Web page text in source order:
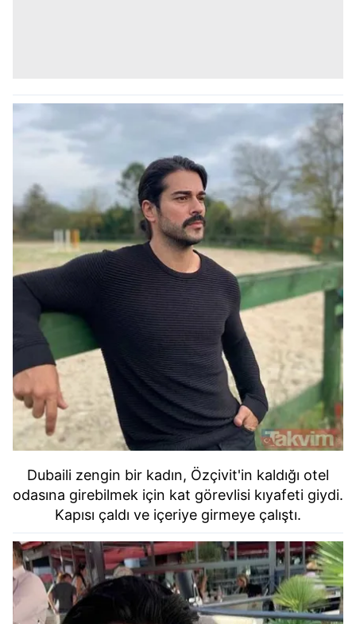
Dubaili zengin bir kadın, Özçivit'in kaldığı otel
odasına girebilmek için kat görevlisi kıyafeti giydi.
Kapısı çaldı ve içeriye girmeye çalıştı.